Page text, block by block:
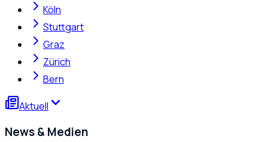
Köln
Stuttgart
Graz
Zürich
Bern
Aktuell
News & Medien